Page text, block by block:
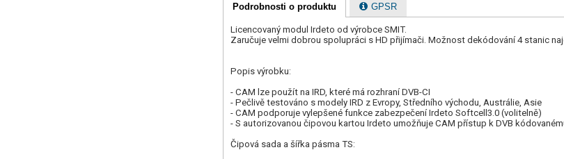
Podrobnosti o produktu GPSR
Licencovaný modul Irdeto od výrobce SMIT.
Zaručuje velmi dobrou spolupráci s HD přijímači. Možnost dekódování 4 stanic
Popis výrobku:
- CAM lze použít na IRD, které má rozhraní DVB-CI
- Pečlivě testováno s modely IRD z Evropy, Středního východu, Austrálie, Asie
- CAM podporuje vylepšené funkce zabezpečení Irdeto Softcell3.0 (volitelně)
- S autorizovanou čipovou kartou Irdeto umožňuje CAM přístup k DVB
Čipová sada a šířka pásma TS: